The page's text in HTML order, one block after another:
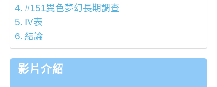
#151異色夢幻長期調查
IV表
結論
影片介紹